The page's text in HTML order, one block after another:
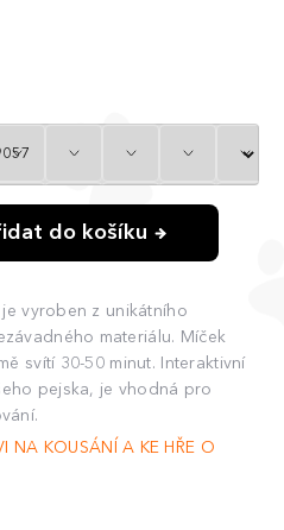
do košíku
je vyroben z unikátního
materiálu. Míček
svítí 30-50 minut. Interaktivní
pejska, je vhodná pro
NA KOUSÁNÍ A KE HŘE O